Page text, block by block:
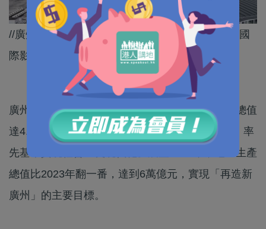
//廣州嘅經濟實力、科技實力、城市綜合競爭力同國
際影響力都有望躍上新台階！//
廣州市委副書記、市長孫志洋：2030年地區生產總值
達4.5萬億元左右，人均地區生產總值超3萬美元，率
先基本實現社會主義現代化。展望2035年，地區生產
總值比2023年翻一番，達到6萬億元，實現「再造新
廣州」的主要目標。